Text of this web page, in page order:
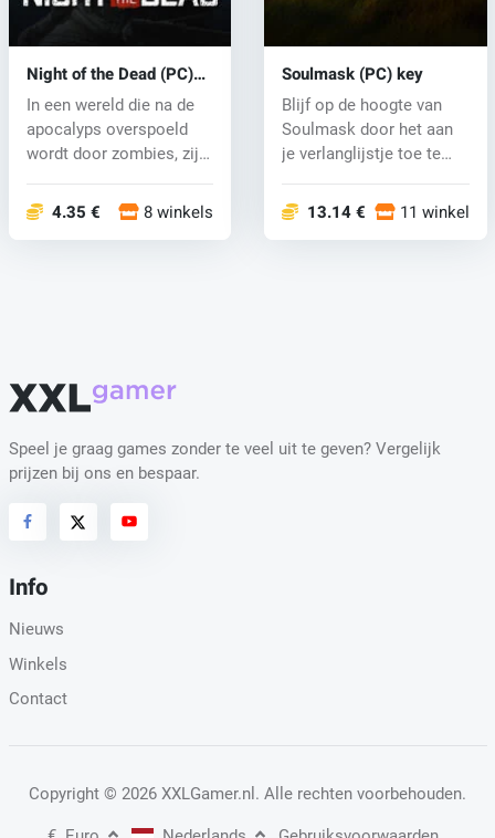
Night of the Dead (PC)
key
In een wereld die na de
apocalyps overspoeld
wordt door zombies, zijn
4.35 € 8 winkels
Soulmask (PC) key
Blijf op de hoogte van
Soulmask door het aan
je verlanglijstje toe te
13.14 € 11 winkels
Speel je graag games zonder te veel uit te geven? Vergelijk
prijzen bij ons en bespaar.
Info
Nieuws
Winkels
Contact
Copyright © 2026 XXLGamer.nl . Alle rechten voorbehouden.